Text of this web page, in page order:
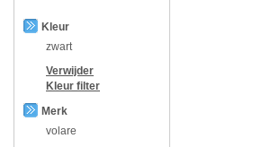
Kleur
zwart
Verwijder
Kleur filter
Merk
volare